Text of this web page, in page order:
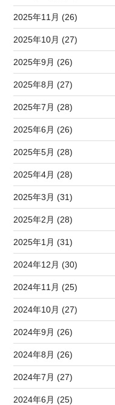
2025年11月 (26)
2025年10月 (27)
2025年9月 (26)
2025年8月 (27)
2025年7月 (28)
2025年6月 (26)
2025年5月 (28)
2025年4月 (28)
2025年3月 (31)
2025年2月 (28)
2025年1月 (31)
2024年12月 (30)
2024年11月 (25)
2024年10月 (27)
2024年9月 (26)
2024年8月 (26)
2024年7月 (27)
2024年6月 (25)